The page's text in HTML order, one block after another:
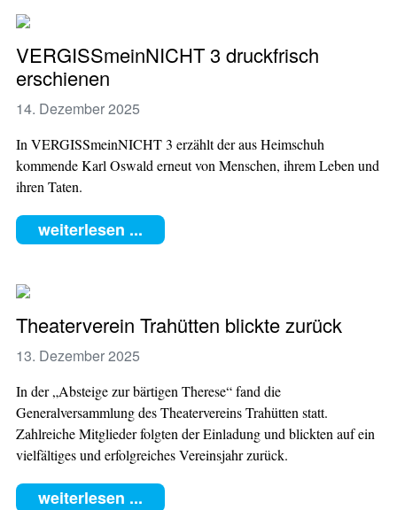
VERGISSmeinNICHT 3 druckfrisch
erschienen
14. Dezember 2025
In VERGISSmeinNICHT 3 erzählt der aus Heimschuh
kommende Karl Oswald erneut von Menschen, ihrem Leben und
ihren Taten.
weiterlesen ...
Theaterverein Trahütten blickte zurück
13. Dezember 2025
In der „Absteige zur bärtigen Therese“ fand die
Generalversammlung des Theatervereins Trahütten statt.
Zahlreiche Mitglieder folgten der Einladung und blickten auf ein
vielfältiges und erfolgreiches Vereinsjahr zurück.
weiterlesen ...